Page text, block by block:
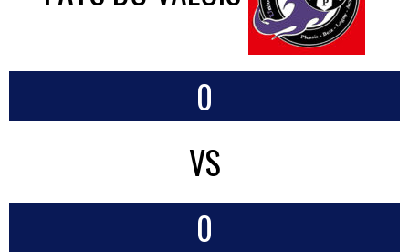
0
VS
0